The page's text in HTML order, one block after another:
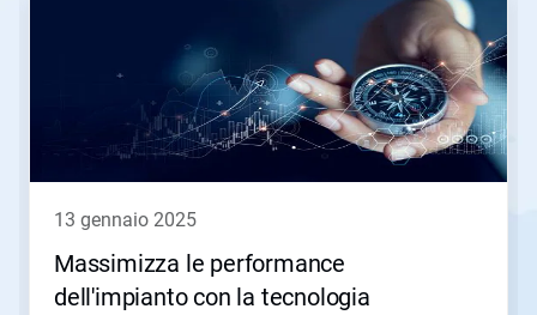
Precedente
navigare,
oppure
direttamente
13 gennaio 2025
Massimizza le performance
dell'impianto con la tecnologia